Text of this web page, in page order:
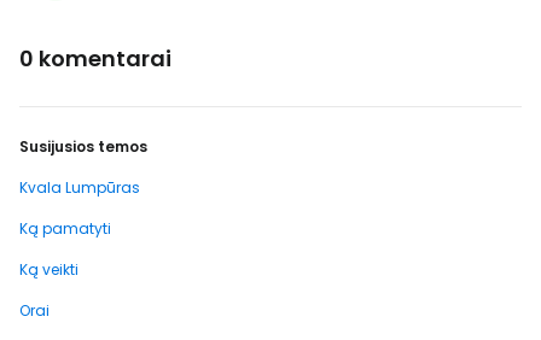
0 komentarai
Susijusios temos
Kvala Lumpūras
Ką pamatyti
Ką veikti
Orai